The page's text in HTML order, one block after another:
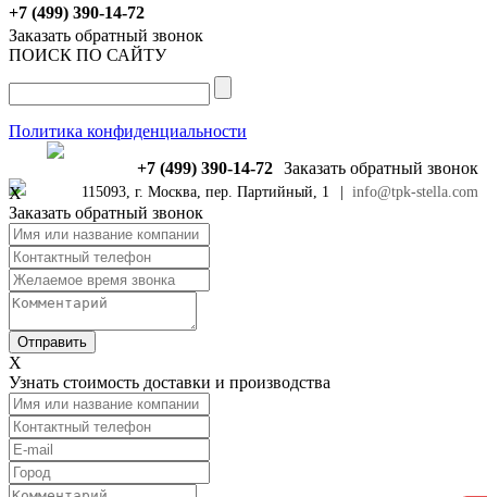
+7 (499) 390-14-72
Заказать обратный звонок
ПОИСК ПО САЙТУ
Политика конфиденциальности
Заказать обратный звонок
+7 (499) 390-14-72
info@tpk-stella.com
115093, г. Москва, пер. Партийный, 1
X
Заказать обратный звонок
X
Узнать стоимость доставки и производства